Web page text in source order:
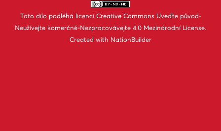
Toto dílo podléhá licenci Creative Commons Uveďte původ-
Neužívejte komerčně-Nezpracovávejte 4.0 Mezinárodní License.
Created with NationBuilder